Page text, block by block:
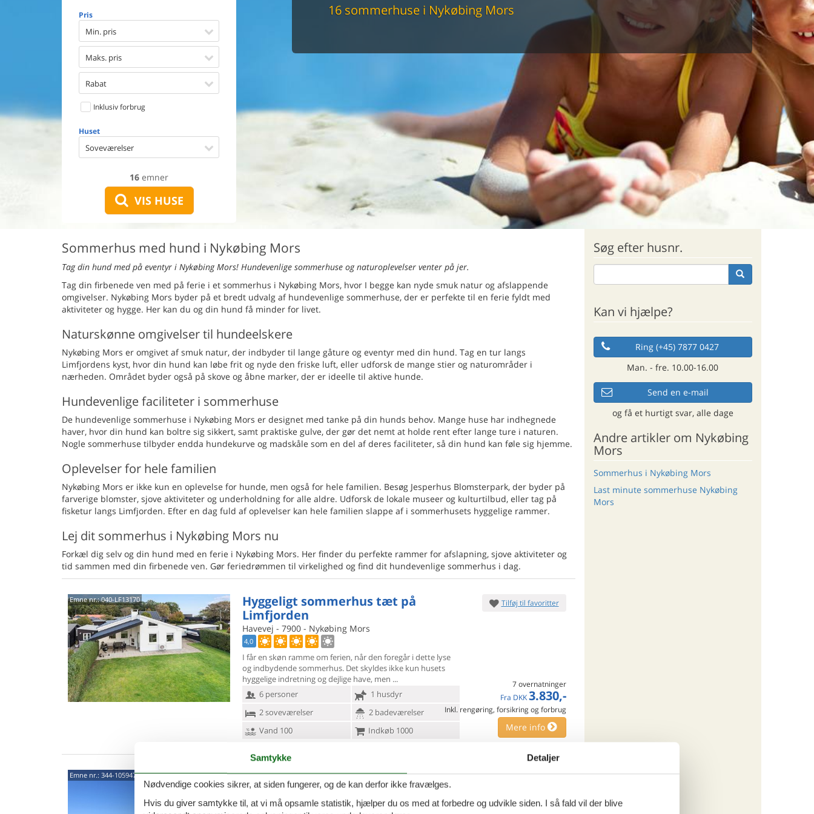
Pris
Min. pris
Maks. pris
Rabat
Inklusiv forbrug
Huset
Soveværelser
16 emner
VIS HUSE
Aircondition
Ladestander til elbil
16 sommerhuse i Nykøbing Mors
Sommerhus med hund i Nykøbing Mors
Tag din hund med på eventyr i Nykøbing Mors! Hundevenlige sommerhuse og naturoplevelser venter på jer.
Tag din firbenede ven med på ferie i et sommerhus i Nykøbing Mors, hvor I begge kan nyde smuk natur og afslappende
omgivelser. Nykøbing Mors byder på et bredt udvalg af hundevenlige sommerhuse, der er perfekte til en ferie fyldt med
aktiviteter og hygge. Her kan du og din hund få minder for livet.
Naturskønne omgivelser til hundeelskere
Nykøbing Mors er omgivet af smuk natur, der indbyder til lange gåture og eventyr med din hund. Tag en tur langs
Limfjordens kyst, hvor din hund kan løbe frit og nyde den friske luft, eller udforsk de mange stier og naturområder i
nærheden. Området byder også på skove og åbne marker, der er ideelle til aktive hunde.
Hundevenlige faciliteter i sommerhuse
De hundevenlige sommerhuse i Nykøbing Mors er designet med tanke på din hunds behov. Mange huse har indhegnede
haver, hvor din hund kan boltre sig sikkert, samt praktiske gulve, der gør det nemt at holde rent efter lange ture i naturen.
Nogle sommerhuse tilbyder endda hundekurve og madskåle som en del af deres faciliteter, så din hund kan føle sig hjemme.
Oplevelser for hele familien
Nykøbing Mors er ikke kun en oplevelse for hunde, men også for hele familien. Besøg Jesperhus Blomsterpark, der byder på
farverige blomster, sjove aktiviteter og underholdning for alle aldre. Udforsk de lokale museer og kulturtilbud, eller tag på
fisketur langs Limfjorden. Efter en dag fuld af oplevelser kan hele familien slappe af i sommerhusets hyggelige rammer.
Lej dit sommerhus i Nykøbing Mors nu
Forkæl dig selv og din hund med en ferie i Nykøbing Mors. Her finder du perfekte rammer for afslapning, sjove aktiviteter og
tid sammen med din firbenede ven. Gør feriedrømmen til virkelighed og find dit hundevenlige sommerhus i dag.
Emne nr.:040-LF13170
Hyggeligt sommerhus tæt på
Limfjorden
Havevej - 7900 - Nykøbing Mors
4,0
I får en skøn ramme om ferien, når den foregår i dette lyse
og indbydendesommerhus. Det skyldes ikke kun husets
hyggelige indretning og dejlige have, men
6 personer
1 husdyr
2 soveværelser
2 badeværelser
Vand 100
Indkøb 1000
Tilføj til favoritter
7 overnatninger
Fra DKK 3.830,-
Inkl. rengøring, forsikring og forbrug
Mere info
Emne nr.: 344-105947
Sommerhus med udsigt og strand
tæt på
Jasminvej - Nykøbing Mors - 7900 - Nykøbing M.
Søg efter husnr.
Kan vi hjælpe?
Ring (+45) 7877 0427
Man. - fre. 10.00-16.00
Send en e-mail
og få et hurtigt svar, alle dage
Andre artikler om Nykøbing
Mors
Sommerhus i Nykøbing Mors
Last minute sommerhuse Nykøbing
Mors
Samtykke Detaljer
Nødvendige cookies sikrer, at siden fungerer, og de kan derfor ikke fravælges.
Hvis du giver samtykke til, at vi må opsamle statistik, hjælper du os med at forbedre og udvikle siden. I så fald vil der blive